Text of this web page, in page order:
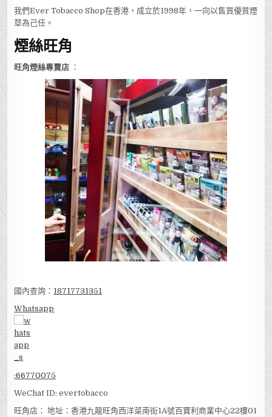
我們Ever Tobacco Shop在香港，成立於1998年，一向以售買優質煙
草為己任。
煙絲旺角
旺角煙絲專賣店 ：
國內查詢： 18717731351
Whatsapp
:66770075
WeChat ID: evertobacco
旺角店： 地址：香港九龍旺角西洋菜南街1A號百寶利商業中心22樓01